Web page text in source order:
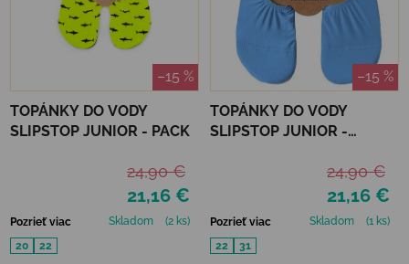
–15 %
TOPÁNKY DO VODY
SLIPSTOP JUNIOR - PACK
21,16 €
24,90 €
Pozrieť viac Skladom
(2 ks)
20
22
–15 %
TOPÁNKY DO VODY
SLIPSTOP JUNIOR -
21,16 €
24,90 €
Pozrieť viac Skladom
(1 ks)
22
31